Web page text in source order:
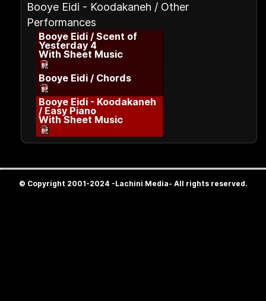
Booye Eidi - Koodakaneh / Other
Performances
Booye Eidi / Scent of
Yesterday 4
With Sheet Music
Booye Eidi / Chords
Booye Eidi - Koodakaneh
/ Easy Piano
With Sheet Music
© Copyright 2001-2024 -Lachini Media- All rights reserved.